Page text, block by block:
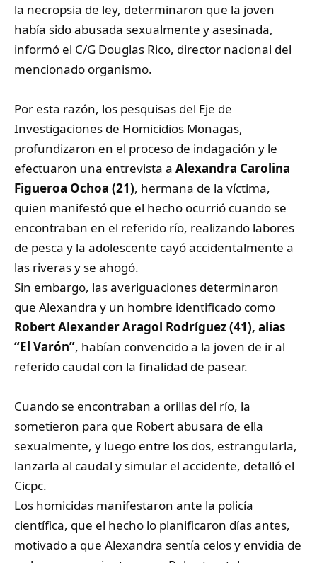
la necropsia de ley, determinaron que la joven
había sido abusada sexualmente y asesinada,
informó el C/G Douglas Rico, director nacional del
mencionado organismo.
Por esta razón, los pesquisas del Eje de
Investigaciones de Homicidios Monagas,
profundizaron en el proceso de indagación y le
efectuaron una entrevista a Alexandra Carolina
Figueroa Ochoa (21), hermana de la víctima,
quien manifestó que el hecho ocurrió cuando se
encontraban en el referido río, realizando labores
de pesca y la adolescente cayó accidentalmente a
las riveras y se ahogó.
Sin embargo, las averiguaciones determinaron
que Alexandra y un hombre identificado como
Robert Alexander Aragol Rodríguez (41), alias
“El Varón”, habían convencido a la joven de ir al
referido caudal con la finalidad de pasear.
Cuando se encontraban a orillas del río, la
sometieron para que Robert abusara de ella
sexualmente, y luego entre los dos, estrangularla,
lanzarla al caudal y simular el accidente, detalló el
Cicpc.
Los homicidas manifestaron ante la policía
científica, que el hecho lo planificaron días antes,
motivado a que Alexandra sentía celos y envidia de